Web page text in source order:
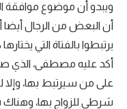
ويبدو أن موضوع موافقة
أن البعض من الرجال
يرتبطوا بالفتاة التي
أكد عليه مصطفى، الذي
على من سيرتبط بها،
شرطي للزواج بها،